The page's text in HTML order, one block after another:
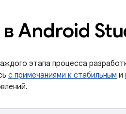
Android
этапа процесса
с примечаниями к стабильным и